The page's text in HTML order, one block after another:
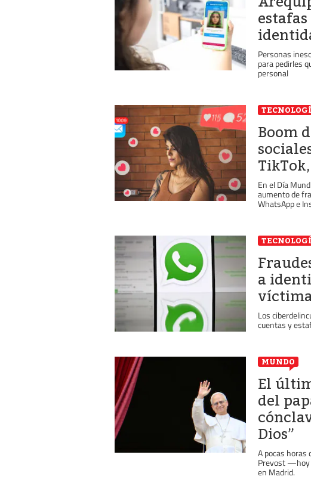
Personas
para pedirles
personal
Boom
En el Día
aumento de
WhatsApp e
a
Los
cuentas y
MUNDO
El
del
Dios”
A pocas horas
Prevost —hoy
en Madrid.